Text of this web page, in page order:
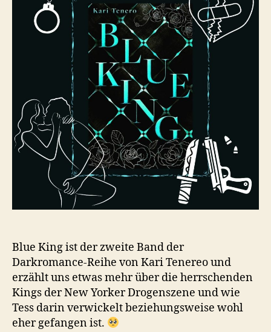
Blue King ist der zweite Band der
Darkromance-Reihe von Kari Tenereo und
erzählt uns etwas mehr über die herrschenden
Kings der New Yorker Drogenszene und wie
Tess darin verwickelt beziehungsweise wohl
eher gefangen ist.